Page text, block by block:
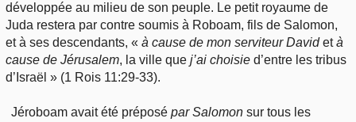
développée au milieu de son peuple. Le petit royaume de
Juda restera par contre soumis à Roboam, fils de Salomon,
et à ses descendants, « à cause de mon serviteur Davidetà
cause de Jérusalem, la ville que j’ai choisie d’entre les tribus
d’Israël » (1 Rois 11:29-33).
Jéroboam avait été préposéparSalomon sur tous les